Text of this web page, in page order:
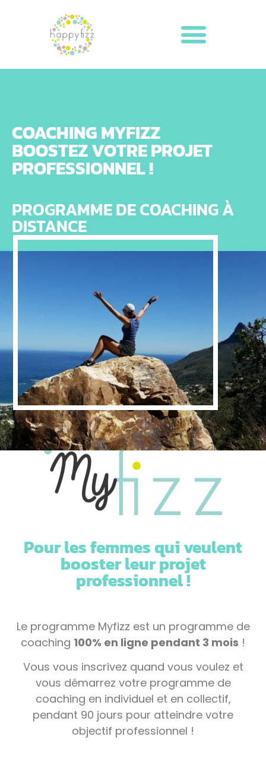
COACHING MYFIZZ
BOOSTEZ VOTRE PROJET
PROFESSIONNEL !
PROGRAMME DE COACHING À
DISTANCE
Pour les femmes qui veulent
booster leur projet
professionnel !
Le programme Myfizz est un programme de
coaching 100% en ligne pendant 3 mois !
Vous vous inscrivez quand vous voulez et
vous démarrez votre programme de
coaching en individuel et en collectif,
pendant 90 jours pour atteindre votre
objectif professionnel !